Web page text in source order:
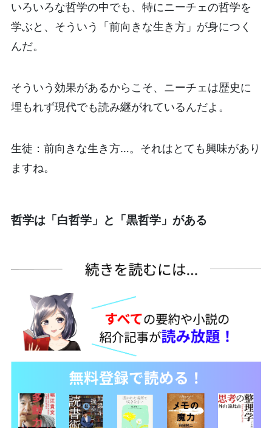
いろいろな哲学の中でも、特にニーチェの哲学を
学ぶと、そういう「前向きな生き方」が身につく
んだ。
そういう効果があるからこそ、ニーチェは歴史に
埋もれず現代でも読み継がれているんだよ。
生徒：前向きな生き方…。それはとても興味があり
ますね。
哲学は「白哲学」と「黒哲学」がある